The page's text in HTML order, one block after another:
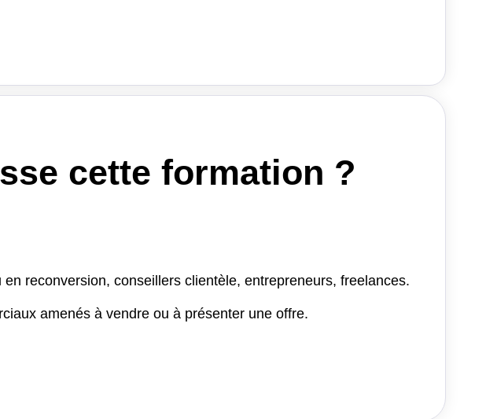
cette formation ?
reconversion, conseillers clientèle, entrepreneurs, freelances.
amenés à vendre ou à présenter une offre.